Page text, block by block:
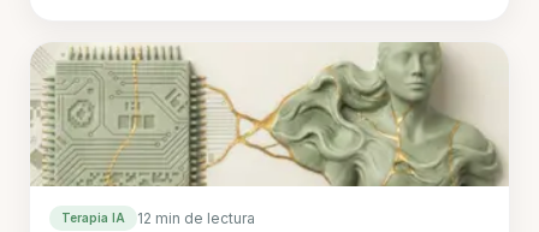
Terapia IA 12 min de lectura